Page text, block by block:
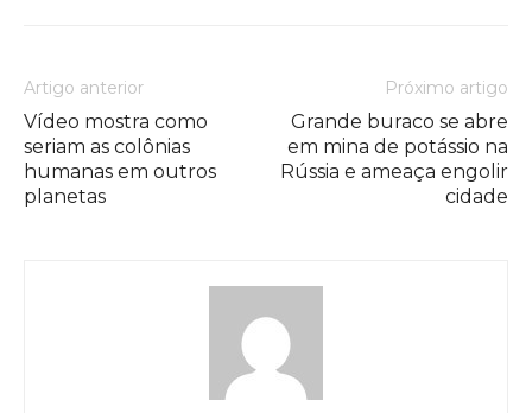
Artigo anterior
Vídeo mostra como
seriam as colônias
humanas em outros
planetas
Próximo artigo
Grande buraco se abre
em mina de potássio na
Rússia e ameaça engolir
cidade